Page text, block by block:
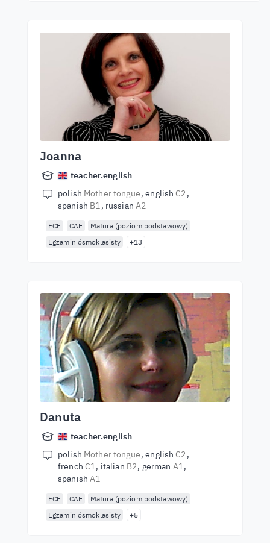
Joanna
teacher.english
polish Mother tongue english C2
spanish B1 russian A2
FCE CAE
Matura (poziom podstawowy)
Egzamin ósmoklasisty
+13
Danuta
teacher.english
polish Mother tongue english C2
french C1 italian B2 german A1
spanishA1
FCE CAE
Matura (poziom podstawowy)
Egzamin ósmoklasisty
+5